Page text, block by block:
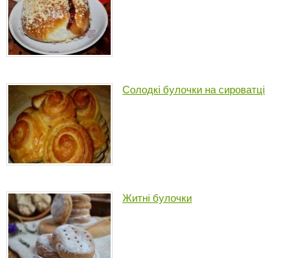
Солодкі булочки на сироватці
Житні булочки